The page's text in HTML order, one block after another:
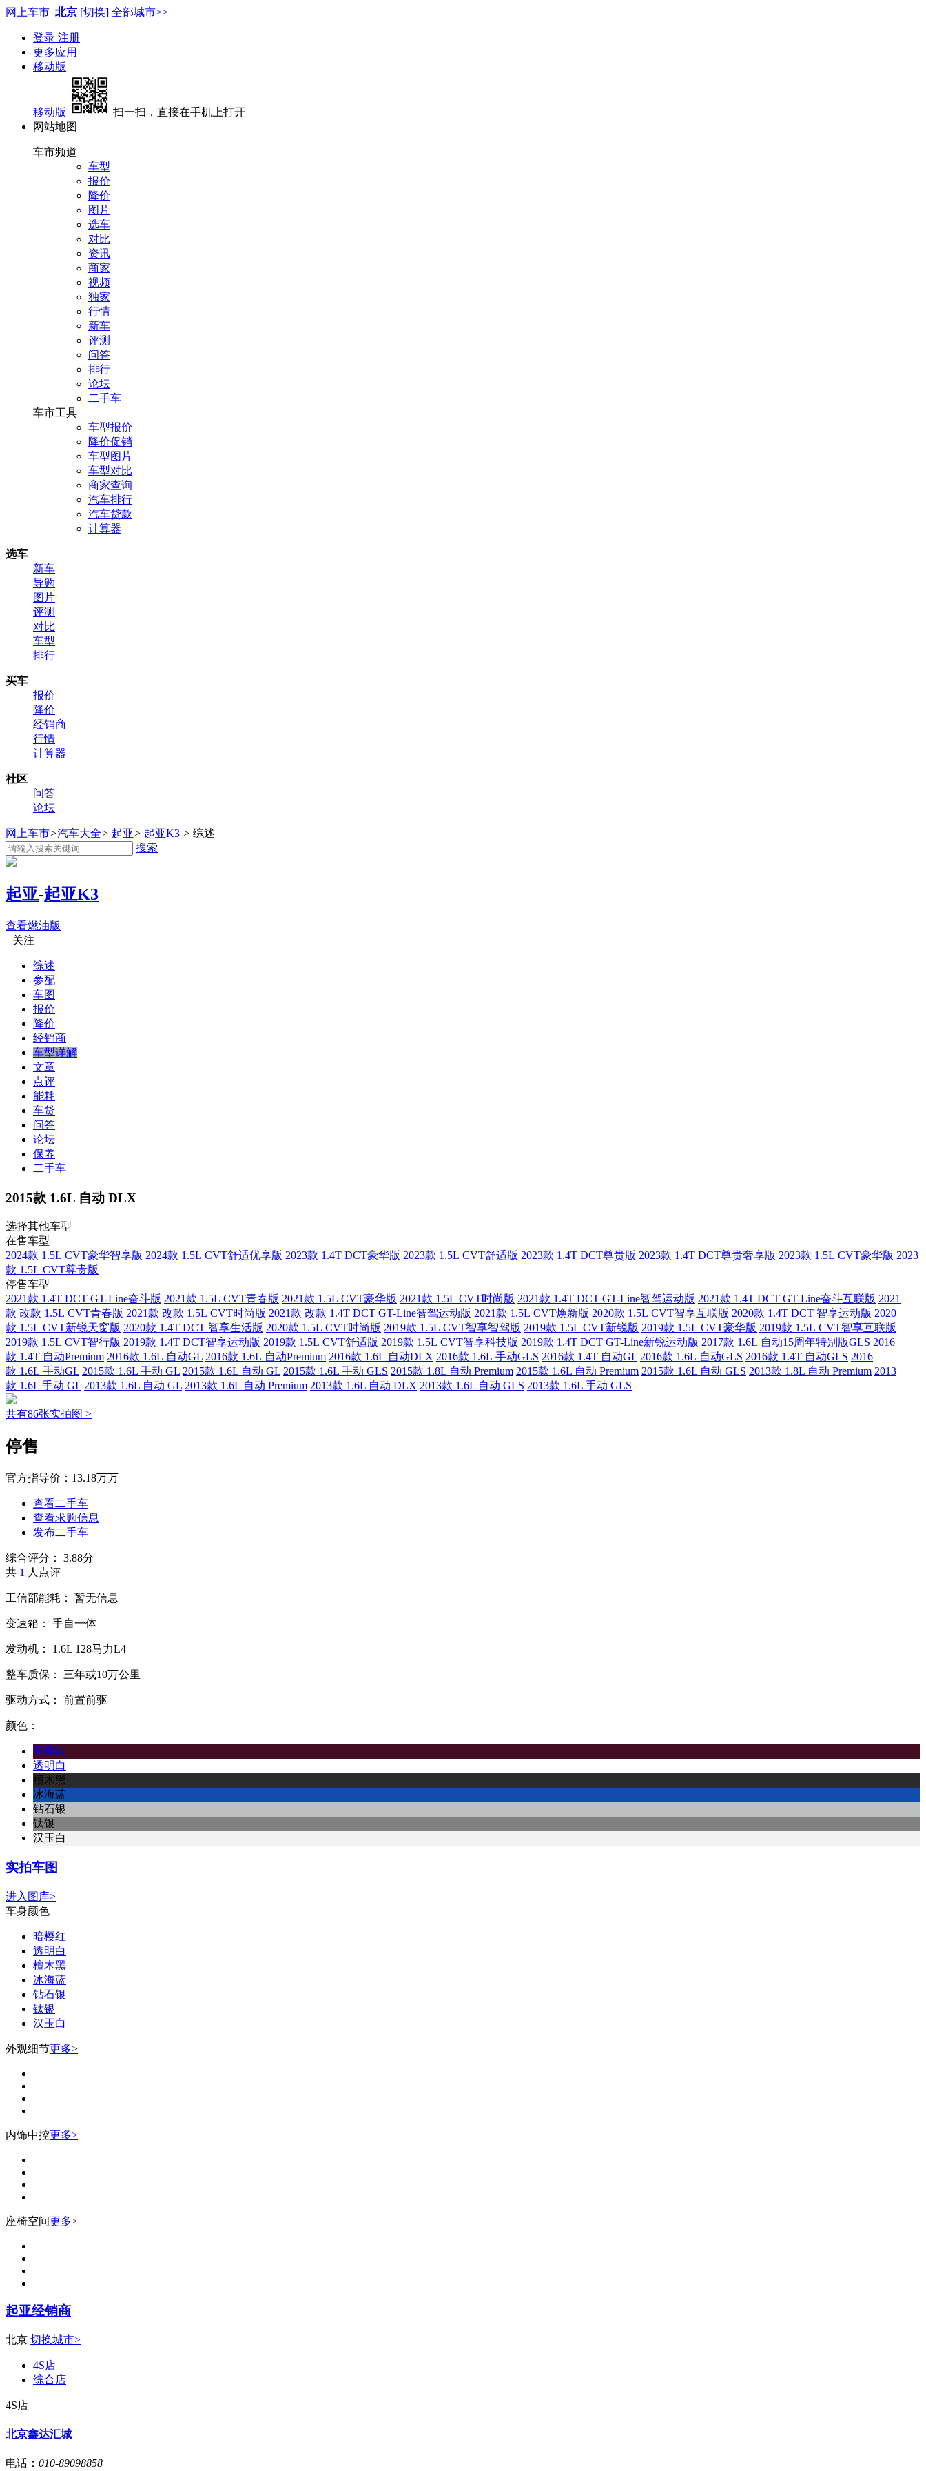
网上车市 北京 [切换] 全部城市>>
登录 注册
更多应用
移动版
移动版
扫一扫，直接在手机上打开
网站地图
车市频道
车型
报价
降价
图片
选车
对比
资讯
商家
视频
独家
行情
新车
评测
问答
排行
论坛
二手车
车市工具
车型报价
降价促销
车型图片
车型对比
商家查询
汽车排行
汽车贷款
计算器
选车
新车
导购
图片
评测
对比
车型
排行
买车
报价
降价
经销商
行情
计算器
社区
问答
论坛
网上车市>汽车大全> 起亚> 起亚K3 > 综述
搜索
起亚-起亚K3
查看燃油版
关注
综述
参配
车图
报价
降价
经销商
车型详解
文章
点评
能耗
车贷
问答
论坛
保养
二手车
2015款 1.6L 自动 DLX
选择其他车型
在售车型
2024款 1.5L CVT豪华智享版 2024款 1.5L CVT舒适优享版 2023款 1.4T DCT豪华版 2023款 1.5L CVT舒适版 2023款 1.4T DCT尊贵版 2023款 1.4T DCT尊贵奢享版 2023款 1.5L CVT豪华版 2023
款 1.5L CVT尊贵版
停售车型
2021款 1.4T DCT GT-Line奋斗版 2021款 1.5L CVT青春版 2021款 1.5L CVT豪华版 2021款 1.5L CVT时尚版 2021款 1.4T DCT GT-Line智驾运动版 2021款 1.4T DCT GT-Line奋斗互联版 2021
款 改款 1.5L CVT青春版 2021款 改款 1.5L CVT时尚版 2021款 改款 1.4T DCT GT-Line智驾运动版 2021款 1.5L CVT焕新版 2020款 1.5L CVT智享互联版 2020款 1.4T DCT 智享运动版 2020
款 1.5L CVT新锐天窗版 2020款 1.4T DCT 智享生活版 2020款 1.5L CVT时尚版 2019款 1.5L CVT智享智驾版 2019款 1.5L CVT新锐版 2019款 1.5L CVT豪华版 2019款 1.5L CVT智享互联版
2019款 1.5L CVT智行版 2019款 1.4T DCT智享运动版 2019款 1.5L CVT舒适版 2019款 1.5L CVT智享科技版 2019款 1.4T DCT GT-Line新锐运动版 2017款 1.6L 自动15周年特别版GLS 2016
款 1.4T 自动Premium 2016款 1.6L 自动GL 2016款 1.6L 自动Premium 2016款 1.6L 自动DLX 2016款 1.6L 手动GLS 2016款 1.4T 自动GL 2016款 1.6L 自动GLS 2016款 1.4T 自动GLS 2016
款 1.6L 手动GL 2015款 1.6L 手动 GL 2015款 1.6L 自动 GL 2015款 1.6L 手动 GLS 2015款 1.8L 自动 Premium 2015款 1.6L 自动 Premium 2015款 1.6L 自动 GLS 2013款 1.8L 自动 Premium 2013
款 1.6L 手动 GL 2013款 1.6L 自动 GL 2013款 1.6L 自动 Premium 2013款 1.6L 自动 DLX 2013款 1.6L 自动 GLS 2013款 1.6L 手动 GLS
共有86张实拍图 >
停售
官方指导价： 13.18万万
查看二手车
查看求购信息
发布二手车
综合评分：
3.88分
共 1 人点评
工信部能耗： 暂无信息
变速箱： 手自一体
发动机： 1.6L 128马力L4
整车质保： 三年或10万公里
驱动方式： 前置前驱
颜色：
暗樱红
透明白
檀木黑
冰海蓝
钻石银
钛银
汉玉白
实拍车图
进入图库>
车身颜色
暗樱红
透明白
檀木黑
冰海蓝
钻石银
钛银
汉玉白
外观细节更多>
内饰中控更多>
座椅空间更多>
起亚经销商
北京 切换城市>
4S店
综合店
4S店
北京鑫达汇城
电话： 010-89098858